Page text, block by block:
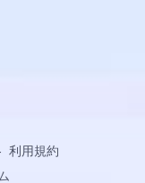
利用規約